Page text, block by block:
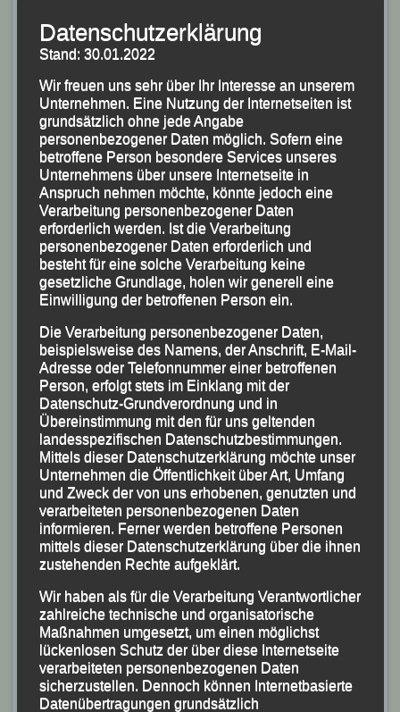
Eine der besten Tagesleistungen: Der Hochsprung
über 1,70m von Christoph Zierer (TSV Plattling)
Trotz der zum Teil sehr großen Teilnehmerfelder
brachten die LG-Organisatoren das zur Tradition
gewordene “Mc Donald`s-Meeting” mit ihrem
jungen engagierten 50köpfigen Kampfrichter- und
Helferteam reibungslos und fast zeitplangerecht über
die Bühne.
Der Großteil des 50köpfigen LG-Kampfrichter- und
Helferaufgebots, das sich in den
Dienst der Schüler- und Jugendarbeit stellten.
Datenschutzerklärung
Stand: 30.01.2022
Wir freuen uns sehr über Ihr Interesse an unserem
Unternehmen. Eine Nutzung der Internetseiten ist
grundsätzlich ohne jede Angabe
personenbezogener Daten möglich. Sofern eine
betroffene Person besondere Services unseres
Unternehmens über unsere Internetseite in
Anspruch nehmen möchte, könnte jedoch eine
Verarbeitung personenbezogener Daten
erforderlich werden. Ist die Verarbeitung
personenbezogener Daten erforderlich und
besteht für eine solche Verarbeitung keine
gesetzliche Grundlage, holen wir generell eine
Einwilligung der betroffenen Person ein.
Die Verarbeitung personenbezogener Daten,
beispielsweise des Namens, der Anschrift, E-Mail-
Adresse oder Telefonnummer einer betroffenen
Person, erfolgt stets im Einklang mit der
Datenschutz-Grundverordnung und in
Übereinstimmung mit den für uns geltenden
landesspezifischen Datenschutzbestimmungen.
Mittels dieser Datenschutzerklärung möchte unser
Unternehmen die Öffentlichkeit über Art, Umfang
und Zweck der von uns erhobenen, genutzten und
verarbeiteten personenbezogenen Daten
informieren. Ferner werden betroffene Personen
mittels dieser Datenschutzerklärung über die ihnen
zustehenden Rechte aufgeklärt.
Wir haben als für die Verarbeitung Verantwortlicher
zahlreiche technische und organisatorische
Maßnahmen umgesetzt, um einen möglichst
lückenlosen Schutz der über diese Internetseite
verarbeiteten personenbezogenen Daten
sicherzustellen. Dennoch können Internetbasierte
Datenübertragungen grundsätzlich